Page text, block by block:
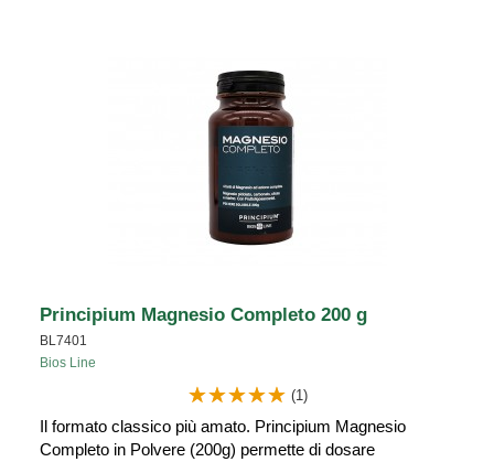
Principium Magnesio Completo 200 g
BL7401
Bios Line
(1)
Il formato classico più amato. Principium Magnesio
Completo in Polvere (200g) permette di dosare